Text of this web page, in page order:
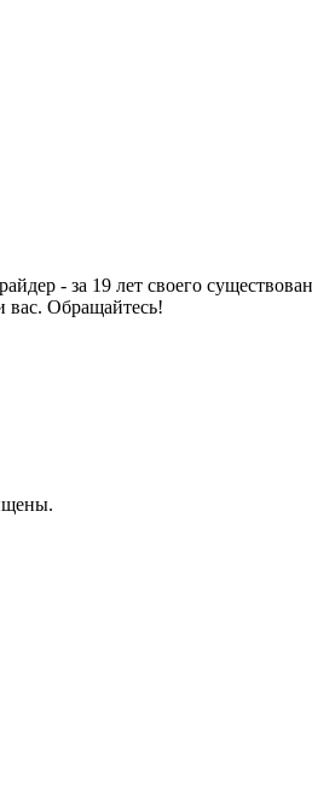
- за 19 лет своего
вас. Обращайтесь!